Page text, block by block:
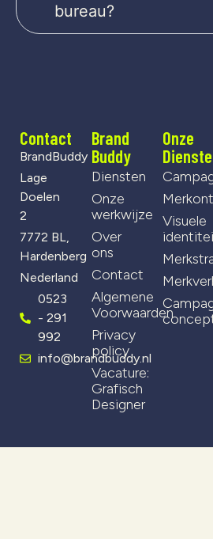
bureau?
Contact
BrandBuddy
Lage
Doelen
2
7772 BL,
Hardenberg
Nederland
0523
- 291
992
info@brandbuddy.nl
Brand
Buddy
Diensten
Onze
werkwijze
Over
ons
Contact
Algemene
Voorwaarden
Privacy
policy
Vacature:
Grafisch
Designer
Onze
Visuele